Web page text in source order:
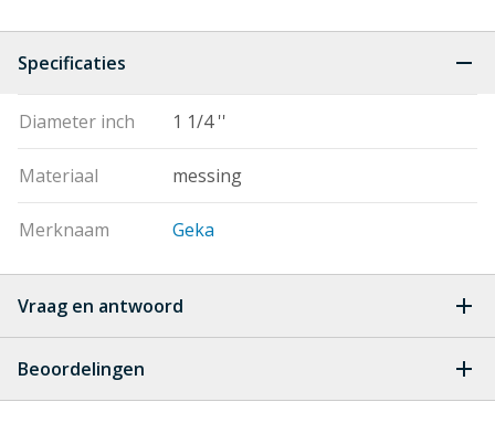
Specificaties
Diameter inch 1 1/4 ''
Materiaal messing
Merknaam Geka
Vraag en antwoord
Beoordelingen